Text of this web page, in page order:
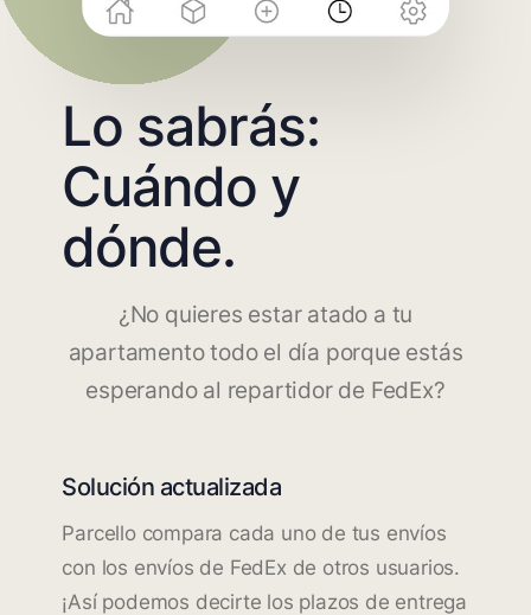
Lo sabrás:
Cuándo y
dónde.
¿No quieres estar atado a tu
apartamento todo el día porque estás
esperando al repartidor de FedEx?
Solución actualizada
Parcello compara cada uno de tus envíos
con los envíos de FedEx de otros usuarios.
¡Así podemos decirte los plazos de entrega